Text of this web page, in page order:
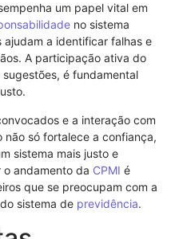
um papel vital em
no sistema
a identificar falhas e
A participação ativa do
é fundamental
e a interação com
não só fortalece a confiança,
sistema mais justo e
andamento da CPMI é
que se preocupam com a
do sistema de previdência.